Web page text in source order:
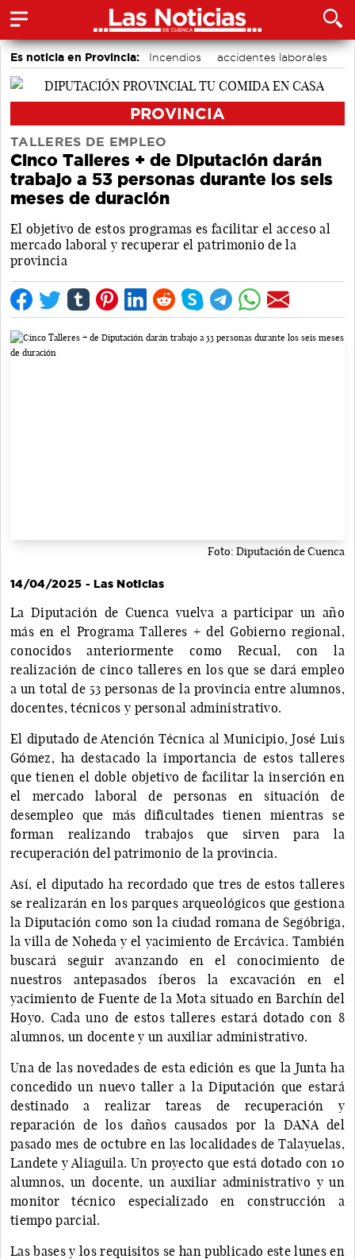
Es noticia en Provincia: Incendios
accidentes laborales
Medio Ambiente
PROVINCIA
TALLERES DE EMPLEO
Cinco Talleres + de Diputación darán
trabajo a 53 personas durante los seis
meses de duración
El objetivo de estos programas es facilitar el acceso al
mercado laboral y recuperar el patrimonio de la
provincia
Foto: Diputación de Cuenca
14/04/2025 - Las Noticias
La Diputación de Cuenca vuelva a participar un año
más en el Programa Talleres + del Gobierno regional,
conocidos anteriormente como Recual, con la
realización de cinco talleres en los que se dará empleo
a un total de 53 personas de la provincia entre alumnos,
docentes, técnicos y personal administrativo.
El diputado de Atención Técnica al Municipio, José Luis
Gómez, ha destacado la importancia de estos talleres
que tienen el doble objetivo de facilitar la inserción en
el mercado laboral de personas en situación de
desempleo que más dificultades tienen mientras se
forman realizando trabajos que sirven para la
recuperación del patrimonio de la provincia.
Así, el diputado ha recordado que tres de estos talleres
se realizarán en los parques arqueológicos que gestiona
la Diputación como son la ciudad romana de Segóbriga,
la villa de Noheda y el yacimiento de Ercávica. También
buscará seguir avanzando en el conocimiento de
nuestros antepasados íberos la excavación en el
yacimiento de Fuente de la Mota situado en Barchín del
Hoyo. Cada uno de estos talleres estará dotado con 8
alumnos, un docente y un auxiliar administrativo.
Una de las novedades de esta edición es que la Junta ha
concedido un nuevo taller a la Diputación que estará
destinado a realizar tareas de recuperación y
reparación de los daños causados por la DANA del
pasado mes de octubre en las localidades de Talayuelas,
Landete y Aliaguila. Un proyecto que está dotado con 10
alumnos, un docente, un auxiliar administrativo y un
monitor técnico especializado en construcción a
tiempo parcial.
Las bases y los requisitos se han publicado este lunes en